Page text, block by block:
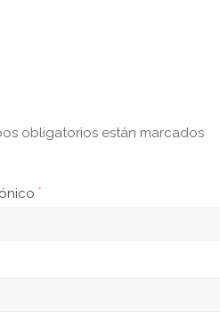
obligatorios están marcados
*